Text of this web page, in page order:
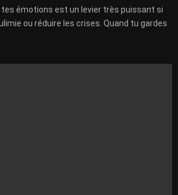
tes émotions est un levier très puissant si
ou réduire les crises. Quand tu gardes